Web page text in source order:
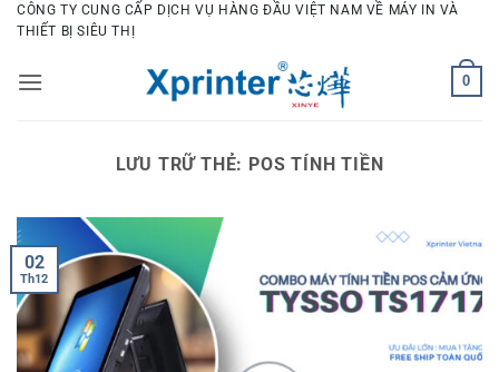
Bỏ
qua
dung
CÔNG TY CUNG CẤP DỊCH VỤ HÀNG ĐẦU VIỆT NAM VỀ MÁY IN VÀ
THIẾT BỊ SIÊU THỊ
0
LƯU TRỮ THẺ: POS TÍNH TIỀN
02
Th12